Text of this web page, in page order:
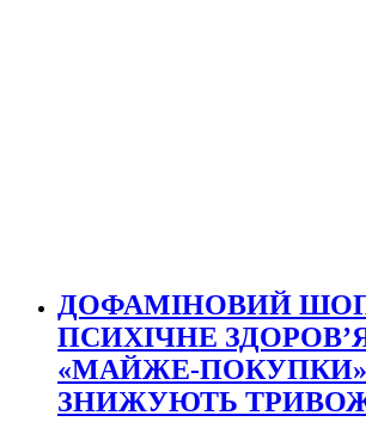
ДОФАМІНОВИЙ
ПСИХІЧНЕ
«МАЙЖЕ-ПОКУПКИ»
ЗНИЖУЮТЬ